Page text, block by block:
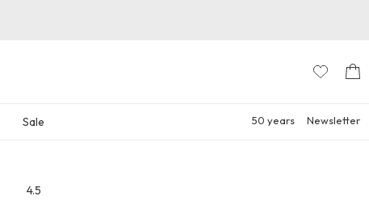
Sale 50 years Newsletter
Zu
4.5